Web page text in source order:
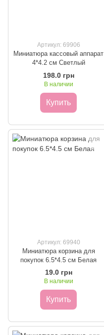
Артикул: 69906
Миниатюра кассовый аппарат
4*4.2 см Светлый
198.0 грн
В наличии
Купить
Артикул: 69940
Миниатюра корзина для
покупок 6.5*4.5 см Белая
19.0 грн
В наличии
Купить